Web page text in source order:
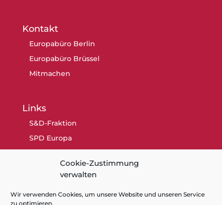
Cookie-Zustimmung
verwalten
Wir verwenden Cookies, um unsere Website und unseren Service
zu optimieren.
Kontakt
Europabüro Berlin
Europabüro Brüssel
Mitmachen
Links
S&D-Fraktion
SPD Europa